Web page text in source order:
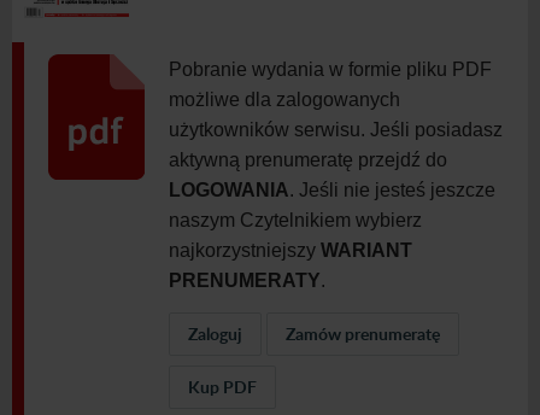
Pobranie wydania w formie pliku PDF
możliwe dla zalogowanych
użytkowników serwisu. Jeśli posiadasz
aktywną prenumeratę przejdź do
LOGOWANIA. Jeśli nie jesteś jeszcze
naszym Czytelnikiem wybierz
najkorzystniejszy WARIANT
PRENUMERATY.
Zaloguj Zamów prenumeratę
Kup PDF